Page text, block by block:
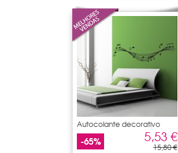
Autocolante decorativo
pauta
-65% 5,53 €
15,80 €